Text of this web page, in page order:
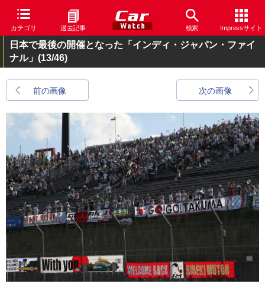
カテゴリ 過去記事 検索 Impressサイト
日本で最後の開催となった「インディ・ジャパン・ファイ
ナル」 (13/46)
前の画像 次の画像